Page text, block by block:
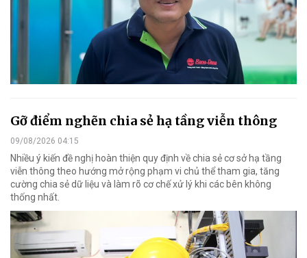
Gỡ điểm nghẽn chia sẻ hạ tầng viễn thông
09/08/2026 04:15
Nhiều ý kiến đề nghị hoàn thiện quy định về chia sẻ cơ sở hạ tầng
viễn thông theo hướng mở rộng phạm vi chủ thể tham gia, tăng
cường chia sẻ dữ liệu và làm rõ cơ chế xử lý khi các bên không
thống nhất.